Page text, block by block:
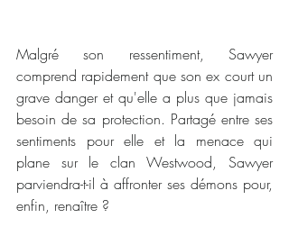
Malgré son ressentiment, Sawyer
comprend rapidement que son ex court un
grave danger et qu'elle a plus que jamais
besoin de sa protection. Partagé entre ses
sentiments pour elle et la menace qui
plane sur le clan Westwood, Sawyer
parviendra-t-il à affronter ses démons pour,
enfin, renaître ?